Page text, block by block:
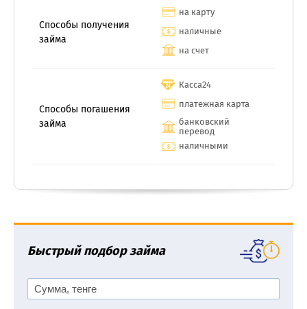
Способы получения
займа
на карту
наличные
на счет
Способы погашения
займа
Касса24
платежная карта
банковский
перевод
наличными
Быстрый подбор займа